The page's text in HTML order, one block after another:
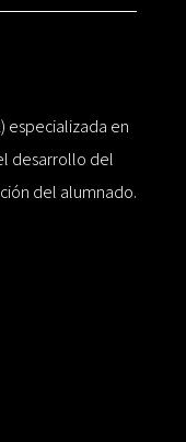
especializada en
desarrollo del
del alumnado.